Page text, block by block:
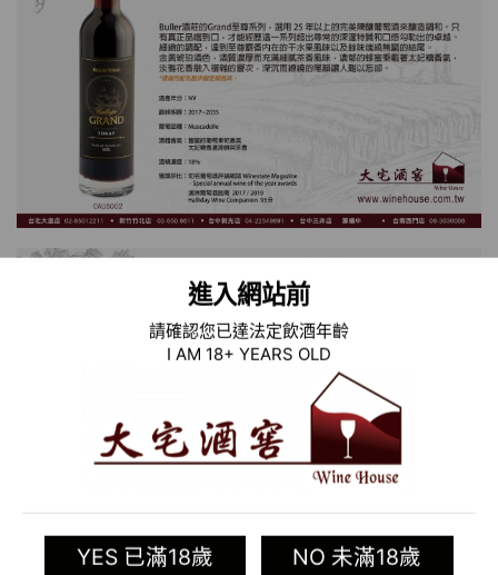
進入網站前
請確認您已達法定飲酒年齡
I AM 18+ YEARS OLD
YES 已滿18歲 NO 未滿18歲